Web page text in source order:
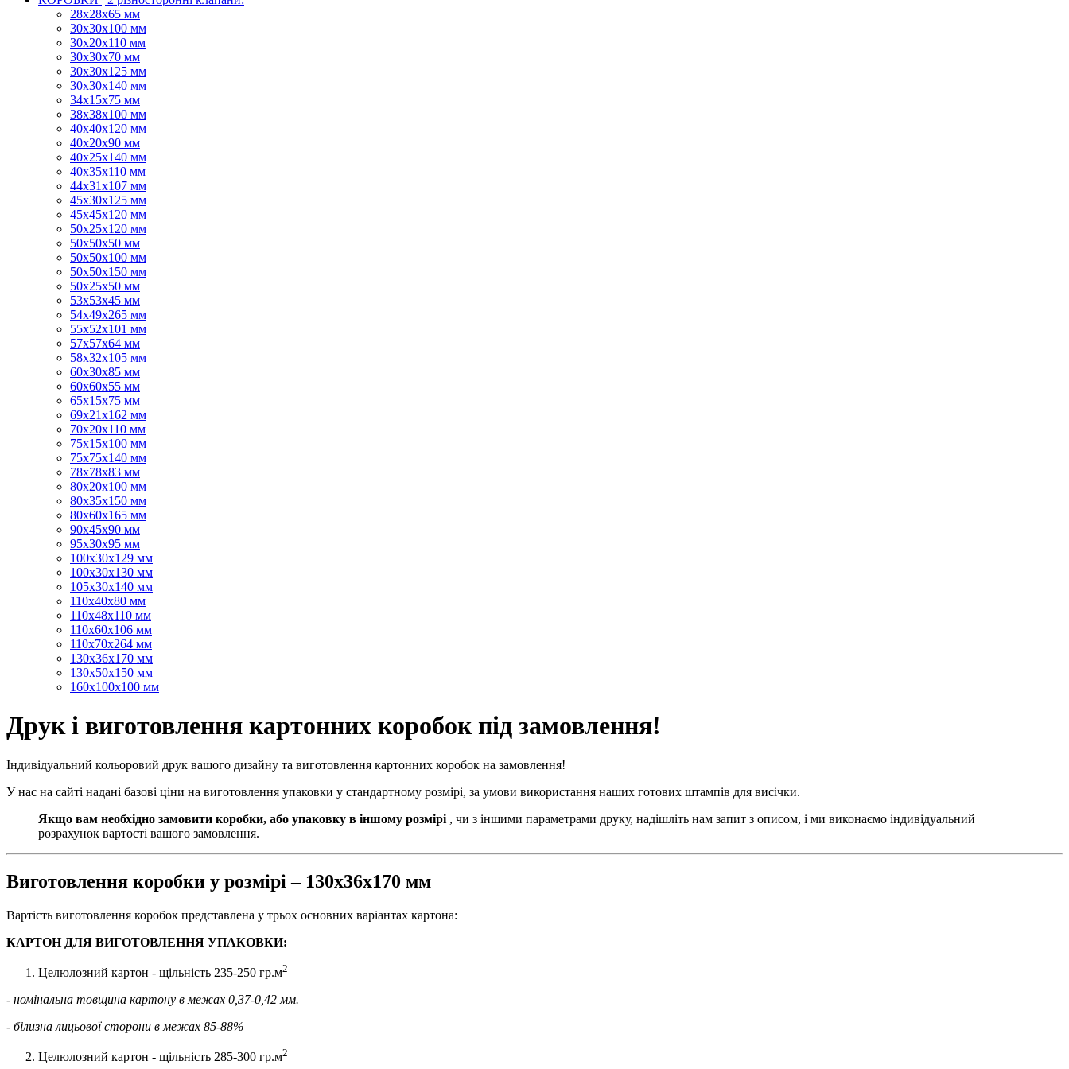
28х28х65 мм
30х30х100 мм
30х20х110 мм
30х30х70 мм
30х30х125 мм
30х30х140 мм
34х15х75 мм
38х38х100 мм
40х40х120 мм
40х20х90 мм
40х25х140 мм
40х35х110 мм
44х31х107 мм
45х30х125 мм
45х45х120 мм
50х25х120 мм
50х50х50 мм
50х50х100 мм
50х50х150 мм
50х25х50 мм
53х53х45 мм
54х49х265 мм
55х52х101 мм
57х57х64 мм
58х32х105 мм
60х30х85 мм
60х60х55 мм
65х15х75 мм
69х21х162 мм
70х20х110 мм
75х15х100 мм
75х75х140 мм
78х78х83 мм
80х20х100 мм
80х35х150 мм
80х60х165 мм
90х45х90 мм
95х30х95 мм
100х30х129 мм
100х30х130 мм
105х30х140 мм
110х40х80 мм
110х48х110 мм
110х60х106 мм
110х70х264 мм
130х36х170 мм
130х50х150 мм
160х100х100 мм
Друк і виготовлення картонних коробок під замовлення!
Індивідуальний кольоровий друк вашого дизайну та виготовлення картонних коробок на замовлення!
У нас на сайті надані базові ціни на виготовлення упаковки у стандартному розмірі, за умови використання наших готових штампів для висічки.
Якщо вам необхідно замовити коробки, або упаковку в іншому розмірі , чи з іншими параметрами друку, надішліть нам запит з описом, і ми виконаємо індивідуальний
розрахунок вартості вашого замовлення.
Виготовлення коробки у розмірі – 130х36х170 мм
Вартість виготовлення коробок представлена у трьох основних варіантах картона:
КАРТОН ДЛЯ ВИГОТОВЛЕННЯ УПАКОВКИ:
Целюлозний картон - щільність 235-250 гр.м2
- номінальна товщина картону в межах 0,37-0,42 мм.
- білизна лицьової сторони в межах 85-88%
Целюлозний картон - щільність 285-300 гр.м2